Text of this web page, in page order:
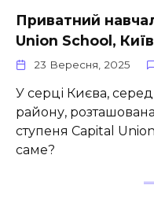
Приватний
Union School, Київ
23 Вересня, 2025
У серці Києва, серед
району,
ступеня Capital
саме?